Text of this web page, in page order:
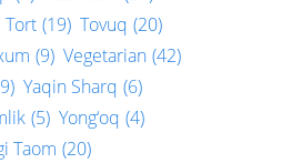
Tort (19) Tovuq (20)
(9) Vegetarian (42)
Yaqin Sharq (6)
(5) Yong‘oq (4)
Taom (20)